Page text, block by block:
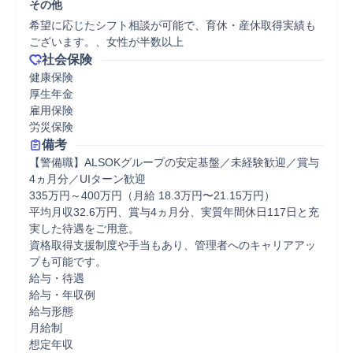
その他
希望に応じたシフト相談が可能で、育休・産休取得実績も
ございます。、女性が半数以上
社会保険
健康保険
厚生年金
雇用保険
労災保険
備考
【警備職】ALSOKグループの安定基盤／未経験歓迎／賞与
4ヵ月分／UIターン歓迎
335万円～400万円（月給 18.3万円〜21.15万円）
平均月収32.6万円、賞与4ヵ月分、実質年間休日117日と充
実した待遇をご用意。
資格取得支援制度や手当もあり、管理者へのキャリアアッ
プも可能です。
給与・待遇
給与・年収例
給与形態
月給制
想定年収